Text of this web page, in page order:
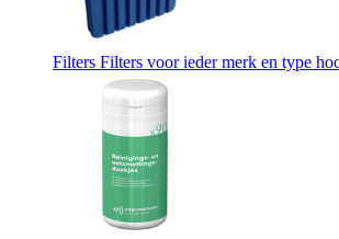
Filters Filters voor ieder merk en type